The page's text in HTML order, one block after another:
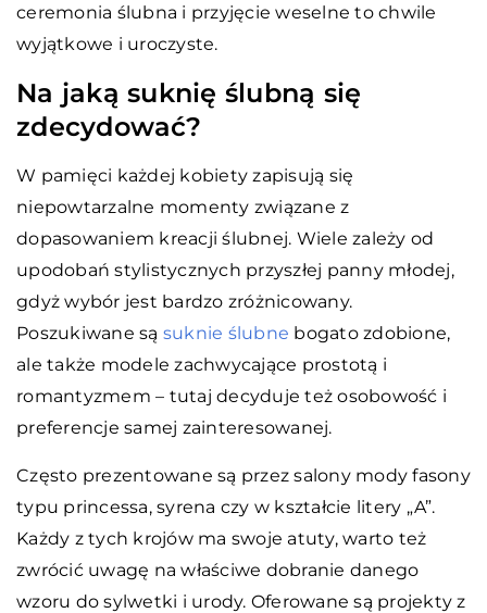
ceremonia ślubna i przyjęcie weselne to chwile
wyjątkowe i uroczyste.
Na jaką suknię ślubną się
zdecydować?
W pamięci każdej kobiety zapisują się
niepowtarzalne momenty związane z
dopasowaniem kreacji ślubnej. Wiele zależy od
upodobań stylistycznych przyszłej panny młodej,
gdyż wybór jest bardzo zróżnicowany.
Poszukiwane są suknie ślubne bogato zdobione,
ale także modele zachwycające prostotą i
romantyzmem – tutaj decyduje też osobowość i
preferencje samej zainteresowanej.
Często prezentowane są przez salony mody fasony
typu princessa, syrena czy w kształcie litery „A”.
Każdy z tych krojów ma swoje atuty, warto też
zwrócić uwagę na właściwe dobranie danego
wzoru do sylwetki i urody. Oferowane są projekty z